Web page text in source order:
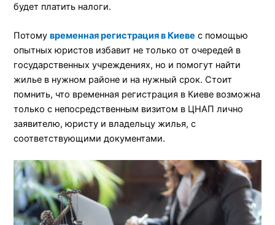
будет платить налоги.
Потомувременная регистрация в Киеве с помощью
опытных юристов избавит не только от очередей в
государственных учреждениях, но и помогут найти
жилье в нужном районе и на нужный срок. Стоит
помнить, что временная регистрация в Киеве возможна
только с непосредственным визитом в ЦНАП лично
заявителю, юристу и владельцу жилья, с
соответствующими документами.